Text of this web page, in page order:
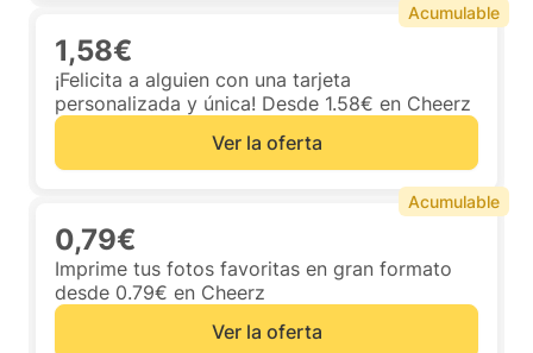
1,58€
¡Felicita a alguien con una tarjeta
personalizada y única! Desde 1.58€ en Cheerz
Ver la oferta
Acumulable
0,79€
Imprime tus fotos favoritas en gran formato
desde 0.79€ en Cheerz
Ver la oferta
Acumulable